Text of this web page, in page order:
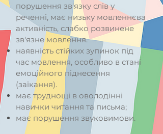
порушення зв'язку слів у
реченні, має низьку мовленнєва
активність, слабко розвинене
зв'язне мовлення.
наявність стійких зупинок під
час мовлення, особливо в стані
емоційного піднесення
(заїкання).
має труднощі в оволодінні
навички читання та письма;
має порушення звуковимови.